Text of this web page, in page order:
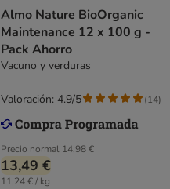
Almo Nature BioOrganic
Maintenance 12 x 100 g -
Pack Ahorro
Vacuno y verduras
Precio normal 14,98 €
13,49 €
11,24 € / kg
Valoración: 4.9/5 (14)